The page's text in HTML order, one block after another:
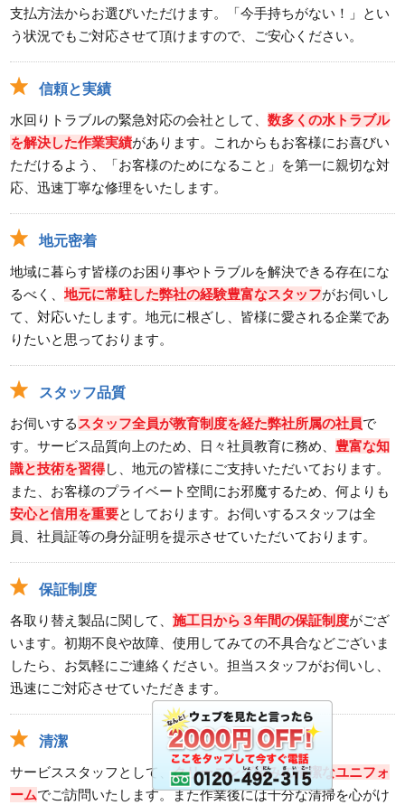
支払方法からお選びいただけます。「今手持ちがない！」とい
う状況でもご対応させて頂けますので、ご安心ください。
信頼と実績
水回りトラブルの緊急対応の会社として、数多くの水トラブル
を解決した作業実績があります。これからもお客様にお喜びい
ただけるよう、「お客様のためになること」を第一に親切な対
応、迅速丁寧な修理をいたします。
地元密着
地域に暮らす皆様のお困り事やトラブルを解決できる存在にな
るべく、地元に常駐した弊社の経験豊富なスタッフがお伺いし
て、対応いたします。地元に根ざし、皆様に愛される企業であ
りたいと思っております。
スタッフ品質
お伺いする スタッフ全員が教育制度を経た弊社所属の社員で
す。サービス品質向上のため、日々社員教育に務め、 豊富な知
識と技術を習得し、地元の皆様にご支持いただいております。
また、お客様のプライベート空間にお邪魔するため、何よりも
安心と信用を重要としております。お伺いするスタッフは全
員、社員証等の身分証明を提示させていただいております。
保証制度
各取り替え製品に関して、施工日から３年間の保証制度がござ
います。初期不良や故障、使用してみての不具合などございま
したら、お気軽にご連絡ください。担当スタッフがお伺いし、
迅速にご対応させていただきます。
清潔
サービススタッフとして、クリーニング済みの清潔なユニフォ
ームでご訪問いたします。また作業後には十分な清掃を心がけ